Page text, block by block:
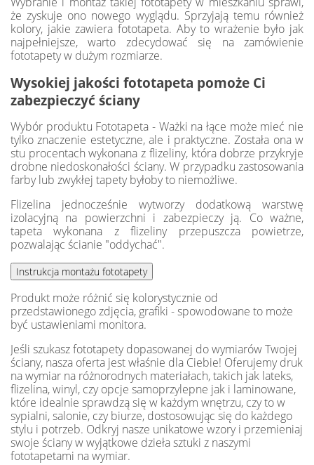
że zyskuje ono nowego wyglądu. Sprzyjają temu również
kolory, jakie zawiera fototapeta. Aby to wrażenie było jak
najpełniejsze, warto zdecydować się na zamówienie
fototapety w dużym rozmiarze.
Wysokiej jakości fototapeta pomoże Ci
zabezpieczyć ściany
Wybór produktu Fototapeta - Ważki na łące może mieć nie
tylko znaczenie estetyczne, ale i praktyczne. Została ona w
stu procentach wykonana z flizeliny, która dobrze przykryje
drobne niedoskonałości ściany. W przypadku zastosowania
farby lub zwykłej tapety byłoby to niemożliwe.
Flizelina jednocześnie wytworzy dodatkową warstwę
izolacyjną na powierzchni i zabezpieczy ją. Co ważne,
tapeta wykonana z flizeliny przepuszcza powietrze,
pozwalając ścianie "oddychać".
Produkt może różnić się kolorystycznie od
przedstawionego zdjęcia, grafiki - spowodowane to może
być ustawieniami monitora.
Jeśli szukasz fototapety dopasowanej do wymiarów Twojej
ściany, nasza oferta jest właśnie dla Ciebie! Oferujemy druk
na wymiar na różnorodnych materiałach, takich jak lateks,
flizelina, winyl, czy opcje samoprzylepne jak i laminowane,
które idealnie sprawdzą się w każdym wnętrzu, czy to w
sypialni, salonie, czy biurze, dostosowując się do każdego
stylu i potrzeb. Odkryj nasze unikatowe wzory i przemieniaj
swoje ściany w wyjątkowe dzieła sztuki z naszymi
fototapetami na wymiar.